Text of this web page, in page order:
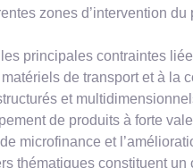
zones d’intervention du
principales contraintes
de transport et à la
et
de produits à forte
microfinance et
thématiques constituent